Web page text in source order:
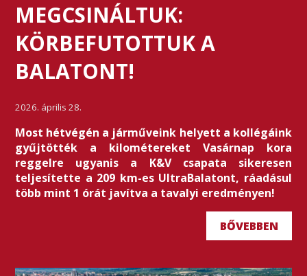
MEGCSINÁLTUK:
KÖRBEFUTOTTUK A
BALATONT!
2026. április 28.
Most hétvégén a járműveink helyett a kollégáink
gyűjtötték a kilométereket Vasárnap kora
reggelre ugyanis a K&V csapata sikeresen
teljesítette a 209 km-es UltraBalatont, ráadásul
több mint 1 órát javítva a tavalyi eredményen!
BŐVEBBEN